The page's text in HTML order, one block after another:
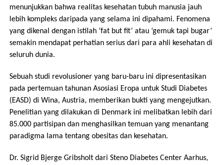
menunjukkan bahwa realitas kesehatan tubuh manusia jauh
lebih kompleks daripada yang selama ini dipahami. Fenomena
yang dikenal dengan istilah ‘fat but fit’ atau ‘gemuk tapi bugar’
semakin mendapat perhatian serius dari para ahli kesehatan di
seluruh dunia.
Sebuah studi revolusioner yang baru-baru ini dipresentasikan
pada pertemuan tahunan Asosiasi Eropa untuk Studi Diabetes
(EASD) di Wina, Austria, memberikan bukti yang mengejutkan.
Penelitian yang dilakukan di Denmark ini melibatkan lebih dari
85.000 partisipan dan menghasilkan temuan yang menantang
paradigma lama tentang obesitas dan kesehatan.
Dr. Sigrid Bjerge Gribsholt dari Steno Diabetes Center Aarhus,